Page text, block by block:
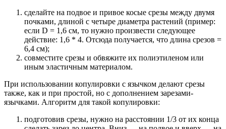
сделайте на подвое и привое косые срезы между двумя
почками, длиной с четыре диаметра растений (пример:
если D = 1,6 см, то нужно произвести следующее
действие: 1,6 * 4. Отсюда получается, что длина срезов =
6,4 см);
совместите срезы и обвяжите их полиэтиленом или
иным эластичным материалом.
При использовании копулировки с язычком делают срезы
также, как и при простой, но с дополнением зарезами-
язычками. Алгоритм для такой копулировки:
подготовив срезы, нужно на расстоянии 1/3 от их конца